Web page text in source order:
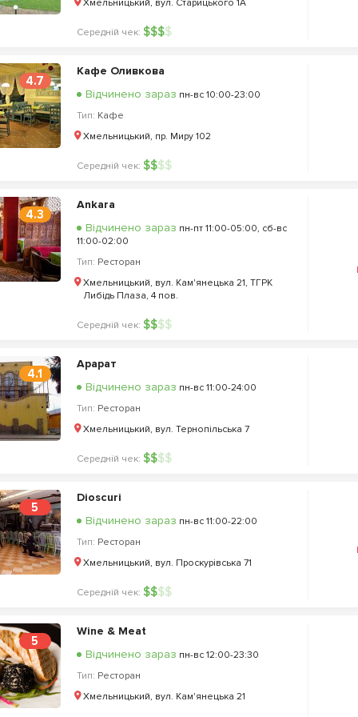
Хмельницький, вул. Старицького 1А
Середній чек: $$$$
4.7
Кафе Оливкова
Відчинено зараз пн-вс 10:00-23:00
Тип: Кафе
Хмельницький, пр. Миру 102
Середній чек: $$$$
4.3
Ankara
Відчинено зараз пн-пт 11:00-05:00, сб-вс
11:00-02:00
Тип: Ресторан
Хмельницький, вул. Кам'янецька 21, ТГРК
Либідь Плаза, 4 пов.
Середній чек: $$$$
4.1
Арарат
Відчинено зараз пн-вс 11:00-24:00
Тип: Ресторан
Хмельницький, вул. Тернопільська 7
Середній чек: $$$$
5
Dioscuri
Відчинено зараз пн-вс 11:00-22:00
Тип: Ресторан
Хмельницький, вул. Проскурівська 71
Середній чек: $$$$
5
Wine & Meat
Відчинено зараз пн-вс 12:00-23:30
Тип: Ресторан
Хмельницький, вул. Кам'янецька 21